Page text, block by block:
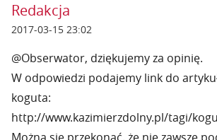
Redakcja
2017-03-15 23:02
@Obserwator, dziękujemy za opinię.
W odpowiedzi podajemy link do
koguta:
http://www.kazimierzdolny.pl/tagi/